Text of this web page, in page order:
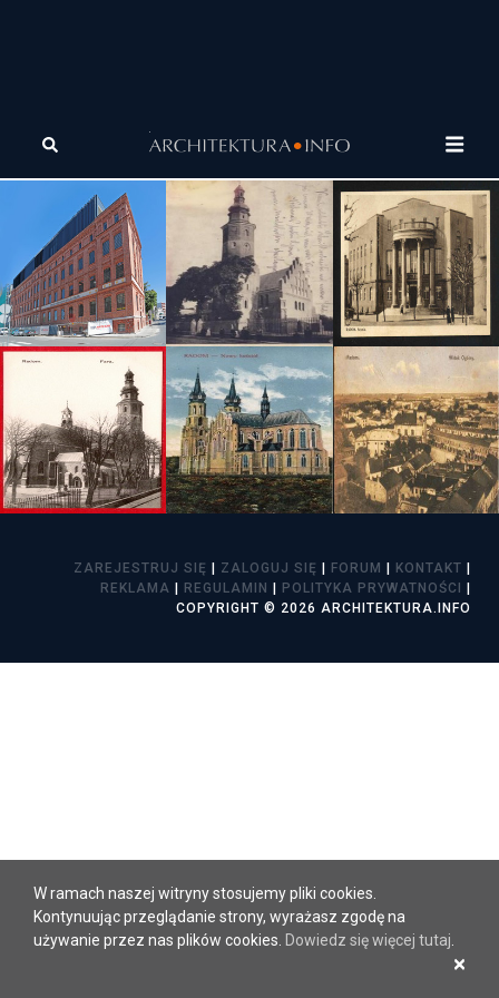
zielone biurowce
Nadchodzi era zielonych biurowców
ZAREJESTRUJ SIĘ | ZALOGUJ SIĘ | FORUM | KONTAKT |
REKLAMA | REGULAMIN | POLITYKA PRYWATNOŚCI |
COPYRIGHT © 2026 ARCHITEKTURA.INFO
W ramach naszej witryny stosujemy pliki cookies.
Kontynuując przeglądanie strony, wyrażasz zgodę na
używanie przez nas plików cookies. Dowiedz się więcej tutaj
×